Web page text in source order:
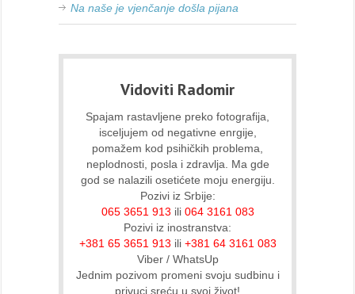
Na naše je vjenčanje došla pijana
Vidoviti Radomir
Spajam rastavljene preko fotografija,
isceljujem od negativne enrgije,
pomažem kod psihičkih problema,
neplodnosti, posla i zdravlja. Ma gde
god se nalazili osetićete moju energiju.
Pozivi iz Srbije:
065 3651 913 ili 064 3161 083
Pozivi iz inostranstva:
+381 65 3651 913 ili +381 64 3161 083
Viber / WhatsUp
Jednim pozivom promeni svoju sudbinu i
privuci sreću u svoj život!